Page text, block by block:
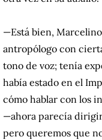
—Está bien,
antropólogo con
tono de voz; tenía
había estado en el
cómo hablar con los
—ahora parecía
pero queremos que